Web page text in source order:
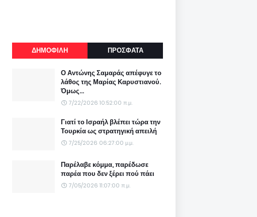
ΔΗΜΟΦΙΛΗ ΠΡΟΣΦΑΤΑ
Ο Αντώνης Σαμαράς απέφυγε το
λάθος της Μαρίας Καρυστιανού.
Όμως...
7/22/2026 10:52:00 π.μ.
Γιατί το Ισραήλ βλέπει τώρα την
Τουρκία ως στρατηγική απειλή
7/25/2026 06:27:00 μ.μ.
Παρέλαβε κόμμα, παρέδωσε
παρέα που δεν ξέρει πού πάει
7/05/2026 11:07:00 π.μ.